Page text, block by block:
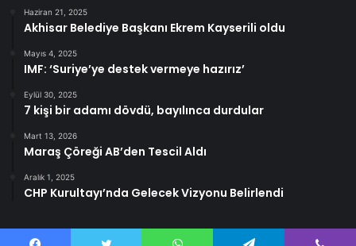
Haziran 21, 2025
Akhisar Belediye Başkanı Ekrem Kayserili oldu
Mayıs 4, 2025
IMF: ‘Suriye’ye destek vermeye hazırız’
Eylül 30, 2025
7 kişi bir adamı dövdü, bayılınca durdular
Mart 13, 2026
Maraş Çöreği AB’den Tescil Aldı
Aralık 1, 2025
CHP Kurultayı’nda Gelecek Vizyonu Belirlendi